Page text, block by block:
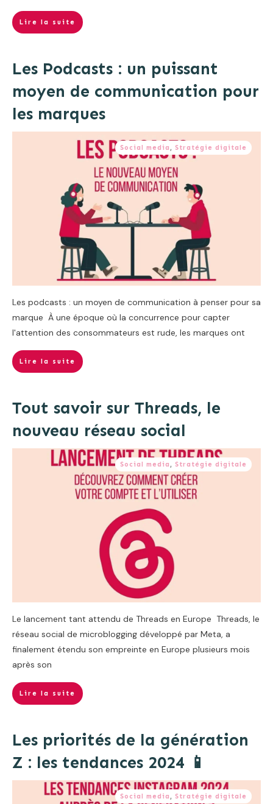
Lire la suite
Les Podcasts : un puissant
moyen de communication pour
les marques
Social media , Stratégie digitale
Les podcasts : un moyen de communication à penser pour sa
marque À une époque où la concurrence pour capter
l'attention des consommateurs est rude, les marques ont
Lire la suite
Tout savoir sur Threads, le
nouveau réseau social
Social media , Stratégie digitale
Le lancement tant attendu de Threads en Europe Threads, le
réseau social de microblogging développé par Meta, a
finalement étendu son empreinte en Europe plusieurs mois
après son
Lire la suite
Les priorités de la génération
Z : les tendances 2024 📱
Social media , Stratégie digitale